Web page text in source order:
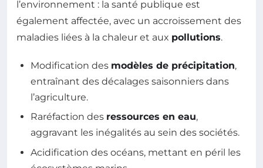
l’environnement : la santé publique est
également affectée, avec un accroissement des
maladies liées à la chaleur et aux pollutions.
Modification des modèles de précipitation,
entraînant des décalages saisonniers dans
l’agriculture.
Raréfaction des ressources en eau,
aggravant les inégalités au sein des sociétés.
Acidification des océans, mettant en péril les